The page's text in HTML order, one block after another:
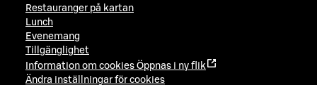
Restauranger på kartan
Lunch
Evenemang
Tillgänglighet
Information om cookies Öppnas i ny flik
Ändra inställningar för cookies